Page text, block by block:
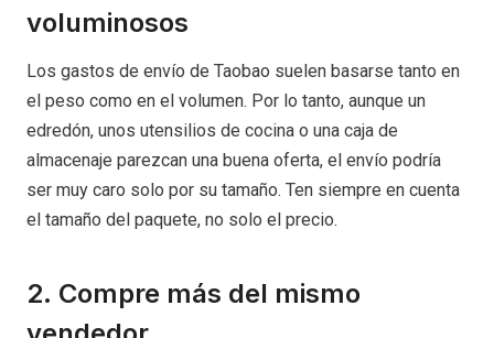
voluminosos
Los gastos de envío de Taobao suelen basarse tanto en
el peso como en el volumen. Por lo tanto, aunque un
edredón, unos utensilios de cocina o una caja de
almacenaje parezcan una buena oferta, el envío podría
ser muy caro solo por su tamaño. Ten siempre en cuenta
el tamaño del paquete, no solo el precio.
2. Compre más del mismo